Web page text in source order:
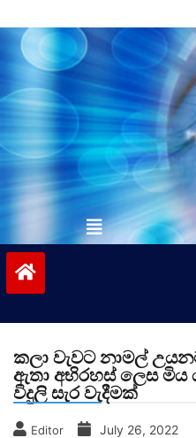
to
contentvinivida.lk
කලා වැවට නාමල්
ඇතා අභිරහස් ලෙස
විදුලි සැර වැදීමක්
Editor July 26, 2022